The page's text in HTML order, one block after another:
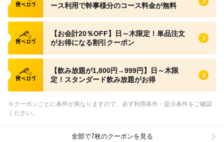
ース利用で幹事様分のコース料金が無料
食べログ クーポン
【お会計20％OFF】日～木限定！単品注文
がお得になる割引クーポン
食べログ クーポン
【飲み放題が1,800円→999円】日～木限
定！スタンダード飲み放題がお得
※クーポンごとに条件が異なりますので、必ず利用条件・提示条件をご確認
ください。
全部で7枚のクーポンを見る